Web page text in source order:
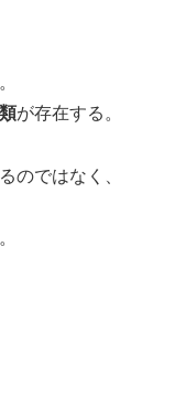
が存在する。
のではなく、